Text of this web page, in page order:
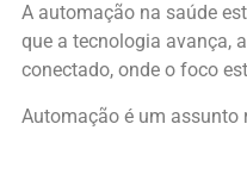
A automação na saúde
que a tecnologia avança,
conectado, onde o foco
Automação é um assunto